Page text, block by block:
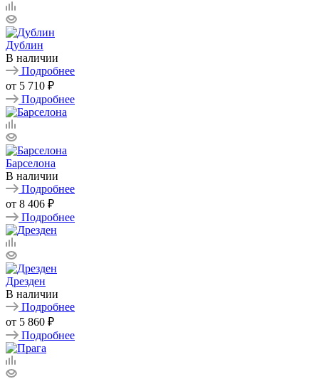
Дублин
В наличии
Подробнее
от 5 710 ₽
Подробнее
Барселона
В наличии
Подробнее
от 8 406 ₽
Подробнее
Дрезден
В наличии
Подробнее
от 5 860 ₽
Подробнее